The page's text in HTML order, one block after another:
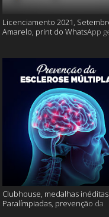
Licenciamento 2021,
Amarelo, print do WhatsApp
Clubhouse, medalhas
Paralímpiadas, prevenção da